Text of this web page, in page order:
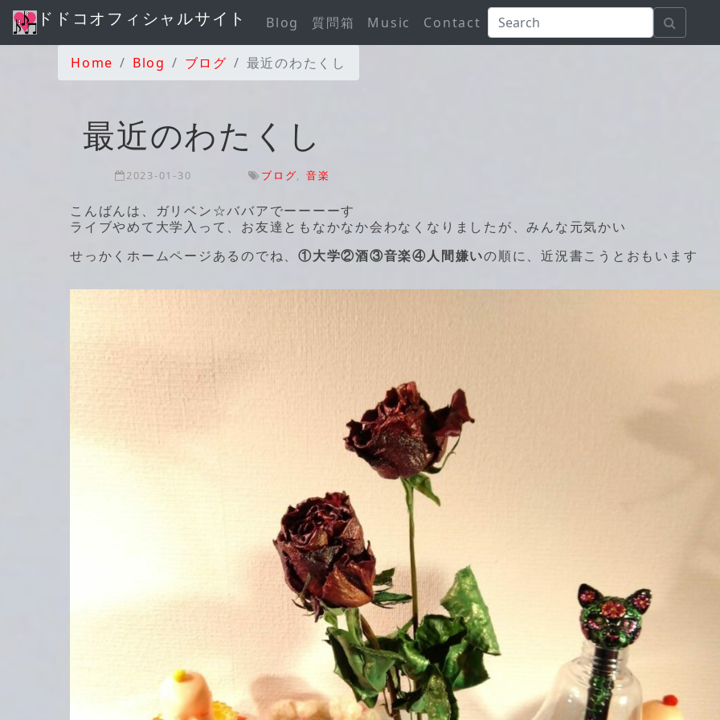
ドドコオフィシャルサイト Blog 質問箱 Music Contact
Home Blog ブログ 最近のわたくし
最近のわたくし
2023-01-30 ブログ, 音楽
こんばんは、ガリベン☆ババアでーーーーす
ライブやめて大学入って、お友達ともなかなか会わなくなりましたが、みんな元気かい
せっかくホームページあるのでね、①大学②酒③音楽④人間嫌いの順に、近況書こうとおもいます